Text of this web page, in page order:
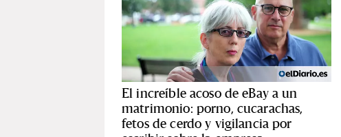
El increíble acoso de eBay a un
matrimonio: porno, cucarachas,
fetos de cerdo y vigilancia por